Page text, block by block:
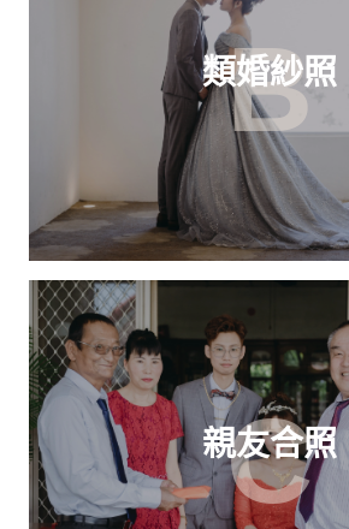
B
類婚紗照
C
親友合照